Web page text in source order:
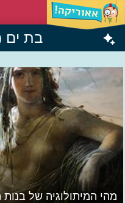
בת ים
מהי המיתולוגיה של בנות